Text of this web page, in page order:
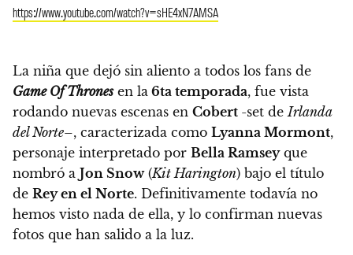
https://www.youtube.com/watch?v=sHE4xN7AMSA
La niña que dejó sin aliento a todos los fans de
Game Of Thronesen la 6ta temporada, fue vista
rodando nuevas escenas en Cobert -set deIrlanda
del Norte–, caracterizada como Lyanna Mormont,
personaje interpretado por Bella Ramseyque
nombró a Jon Snow(Kit Harington) bajo el título
de Rey en el Norte. Definitivamente todavía no
hemos visto nada de ella, y lo confirman nuevas
fotos que han salido a la luz.